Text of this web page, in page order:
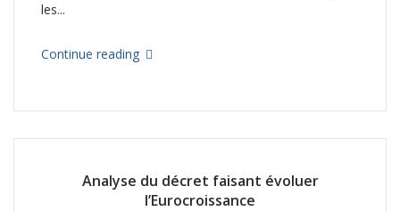
les...
Continue reading
Analyse du décret faisant évoluer
l’Eurocroissance